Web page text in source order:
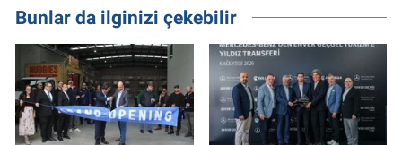
Bunlar da ilginizi çekebilir